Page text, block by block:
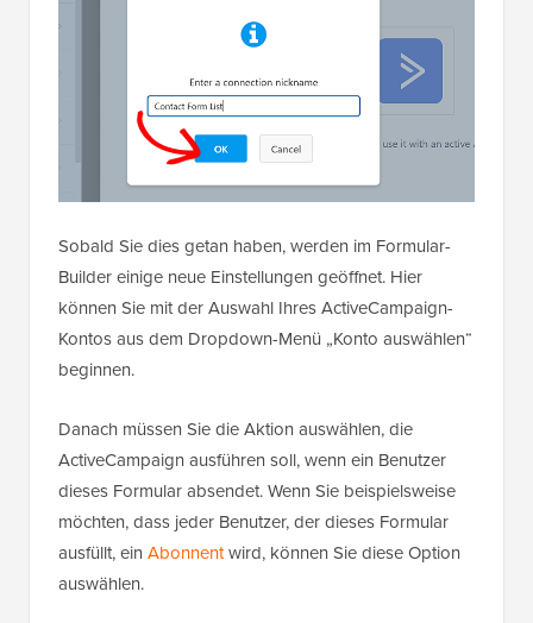
Sobald Sie dies getan haben, werden im Formular-
Builder einige neue Einstellungen geöffnet. Hier
können Sie mit der Auswahl Ihres ActiveCampaign-
Kontos aus dem Dropdown-Menü „Konto auswählen“
beginnen.
Danach müssen Sie die Aktion auswählen, die
ActiveCampaign ausführen soll, wenn ein Benutzer
dieses Formular absendet. Wenn Sie beispielsweise
möchten, dass jeder Benutzer, der dieses Formular
ausfüllt, ein Abonnentwird, können Sie diese Option
auswählen.